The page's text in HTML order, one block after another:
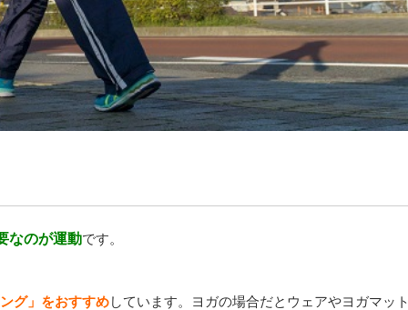
なのが運動です。
グ」をおすすめしています。ヨガの場合だとウェアやヨガマット